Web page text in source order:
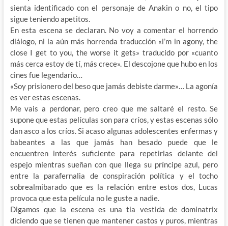
sienta identificado con el personaje de Anakin o no, el tipo
sigue teniendo apetitos.
En esta escena se declaran. No voy a comentar el horrendo
diálogo, ni la aún más horrenda traducción «i’m in agony, the
close I get to you, the worse it gets» traducido por «cuanto
más cerca estoy de tí, más crece». El descojone que hubo en los
cines fue legendario…
«Soy prisionero del beso que jamás debiste darme»… La agonía
es ver estas escenas.
Me vais a perdonar, pero creo que me saltaré el resto. Se
supone que estas películas son para críos, y estas escenas sólo
dan asco a los críos. Si acaso algunas adolescentes enfermas y
babeantes a las que jamás han besado puede que le
encuentren interés suficiente para repetirlas delante del
espejo mientras sueñan con que llega su príncipe azul, pero
entre la parafernalia de conspiración política y el tocho
sobrealmibarado que es la relación entre estos dos, Lucas
provoca que esta película no le guste a nadie.
Digamos que la escena es una tia vestida de dominatrix
diciendo que se tienen que mantener castos y puros, mientras